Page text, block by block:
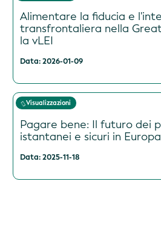
Alimentare la fiducia e
transfrontaliera nella
la vLEI
Data: 2026-01-09
Visualizzazioni
Pagare bene: Il futuro dei
istantanei e sicuri in Europa
Data: 2025-11-18